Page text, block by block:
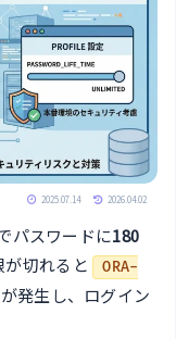
2025.07.14 2026.04.02
パスワードに180
が切れると ORA-
が発生し、ログイン